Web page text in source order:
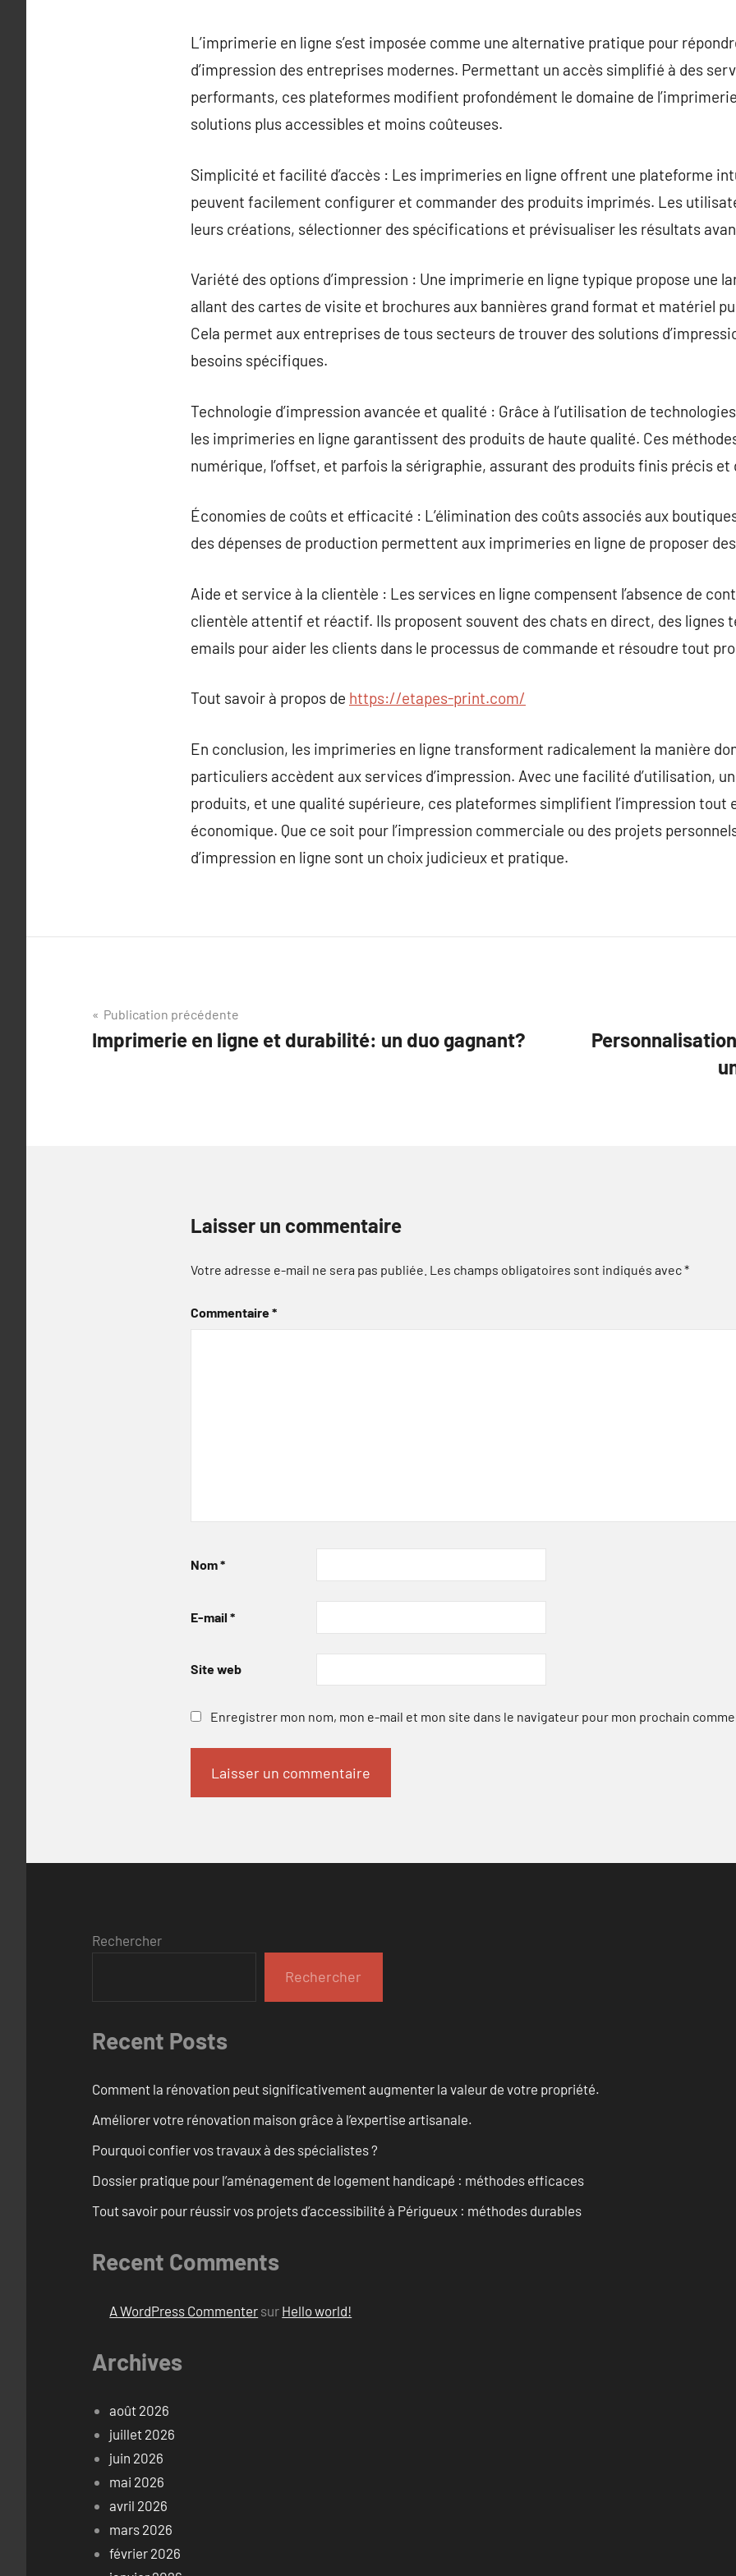
L’imprimerie en ligne s’est imposée comme une alternative pratique pour
d’impression des entreprises modernes. Permettant un accès simplifié à des
performants, ces plateformes modifient profondément le domaine de
solutions plus accessibles et moins coûteuses.
Simplicité et facilité d’accès : Les imprimeries en ligne offrent une plateforme
peuvent facilement configurer et commander des produits imprimés. Les
leurs créations, sélectionner des spécifications et prévisualiser les résultats
Variété des options d’impression : Une imprimerie en ligne typique propose une
allant des cartes de visite et brochures aux bannières grand format et matériel
Cela permet aux entreprises de tous secteurs de trouver des solutions
besoins spécifiques.
Technologie d’impression avancée et qualité : Grâce à l’utilisation de
les imprimeries en ligne garantissent des produits de haute qualité. Ces
numérique, l’offset, et parfois la sérigraphie, assurant des produits finis précis et
Économies de coûts et efficacité : L’élimination des coûts associés aux
des dépenses de production permettent aux imprimeries en ligne de proposer
Aide et service à la clientèle : Les services en ligne compensent l’absence de
clientèle attentif et réactif. Ils proposent souvent des chats en direct, des lignes
emails pour aider les clients dans le processus de commande et résoudre tout
Tout savoir à propos de https://etapes-print.com/
En conclusion, les imprimeries en ligne transforment radicalement la manière
particuliers accèdent aux services d’impression. Avec une facilité d’utilisation,
produits, et une qualité supérieure, ces plateformes simplifient l’impression tout
économique. Que ce soit pour l’impression commerciale ou des projets
d’impression en ligne sont un choix judicieux et pratique.
Navigation
de
Publication précédente
Imprimerie en ligne et durabilité: un duo gagnant?
Laisser un commentaire
Votre adresse e-mail ne sera pas publiée. Les champs obligatoires sont indiqués avec*
Commentaire*
Nom*
E-mail *
Site web
Enregistrer mon nom, mon e-mail et mon site dans le navigateur pour mon prochain
Rechercher
Rechercher
Recent Posts
Comment la rénovation peut significativement augmenter la valeur de votre propriété.
Améliorer votre rénovation maison grâce à l’expertise artisanale.
Pourquoi confier vos travaux à des spécialistes ?
Dossier pratique pour l’aménagement de logement handicapé : méthodes efficaces
Tout savoir pour réussir vos projets d’accessibilité à Périgueux : méthodes durables
Recent Comments
A WordPress Commenter sur Hello world!
Archives
août 2026
juillet 2026
juin 2026
mai 2026
avril 2026
mars 2026
février 2026